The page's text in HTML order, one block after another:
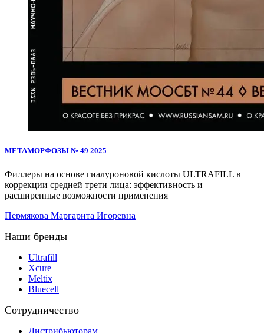
МЕТАМОРФОЗЫ № 49 2025
Филлеры на основе гиалуроновой кислоты ULTRAFILL в
коррекции средней трети лица: эффективность и
расширенные возможности применения
Пермякова Маргарита Игоревна
Наши бренды
Ultrafill
Xcure
Meltix
Bluecell
Сотрудничество
Дистрибьюторам